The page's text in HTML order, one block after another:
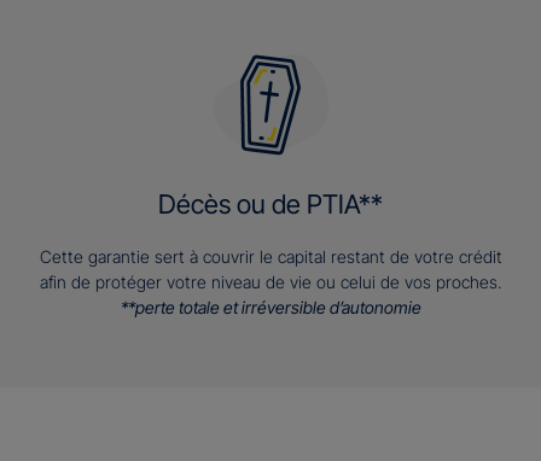
Décès ou de PTIA**
Cette garantie sert à couvrir le capital restant de votre crédit
afin de protéger votre niveau de vie ou celui de vos proches.
**perte totale et irréversible d’autonomie